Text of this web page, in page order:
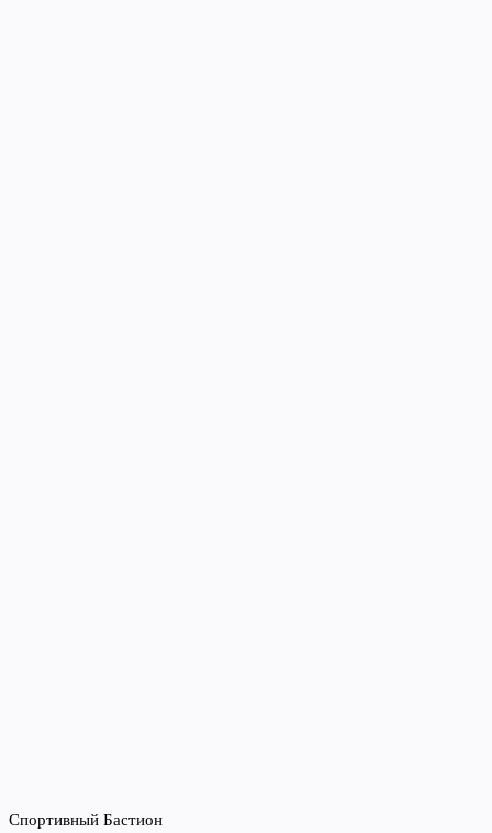
Спортивный Бастион